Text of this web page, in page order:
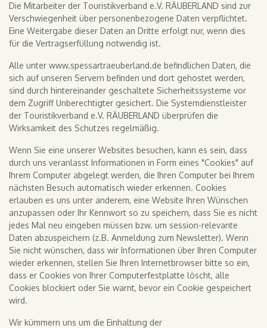
Die Mitarbeiter der Touristikverband e.V. RÄUBERLAND sind zur
Verschwiegenheit über personenbezogene Daten verpflichtet.
Eine Weitergabe dieser Daten an Dritte erfolgt nur, wenn dies
für die Vertragserfüllung notwendig ist.
Alle unter www.spessartraeuberland.de befindlichen Daten, die
sich auf unseren Servern befinden und dort gehostet werden,
sind durch hintereinander geschaltete Sicherheitssysteme vor
dem Zugriff Unberechtigter gesichert. Die Systemdienstleister
der Touristikverband e.V. RÄUBERLAND überprüfen die
Wirksamkeit des Schutzes regelmäßig.
Wenn Sie eine unserer Websites besuchen, kann es sein, dass
durch uns veranlasst Informationen in Form eines "Cookies" auf
Ihrem Computer abgelegt werden, die Ihren Computer bei Ihrem
nächsten Besuch automatisch wieder erkennen. Cookies
erlauben es uns unter anderem, eine Website Ihren Wünschen
anzupassen oder Ihr Kennwort so zu speichern, dass Sie es nicht
jedes Mal neu eingeben müssen bzw. um session-relevante
Daten abzuspeichern (z.B. Anmeldung zum Newsletter). Wenn
Sie nicht wünschen, dass wir Informationen über Ihren Computer
wieder erkennen, stellen Sie Ihren Internetbrowser bitte so ein,
dass er Cookies von Ihrer Computerfestplatte löscht, alle
Cookies blockiert oder Sie warnt, bevor ein Cookie gespeichert
wird.
Wir kümmern uns um die Einhaltung der